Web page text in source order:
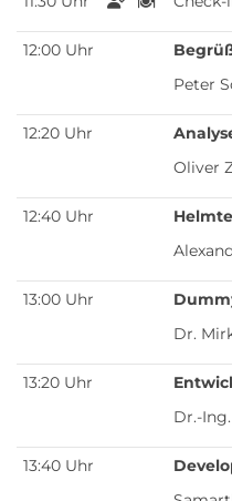
12:00 Uhr
Peter
12:20 Uhr
Oliver
12:40 Uhr
13:00 Uhr
Dr.
13:20 Uhr
Dr.-
13:40 Uhr